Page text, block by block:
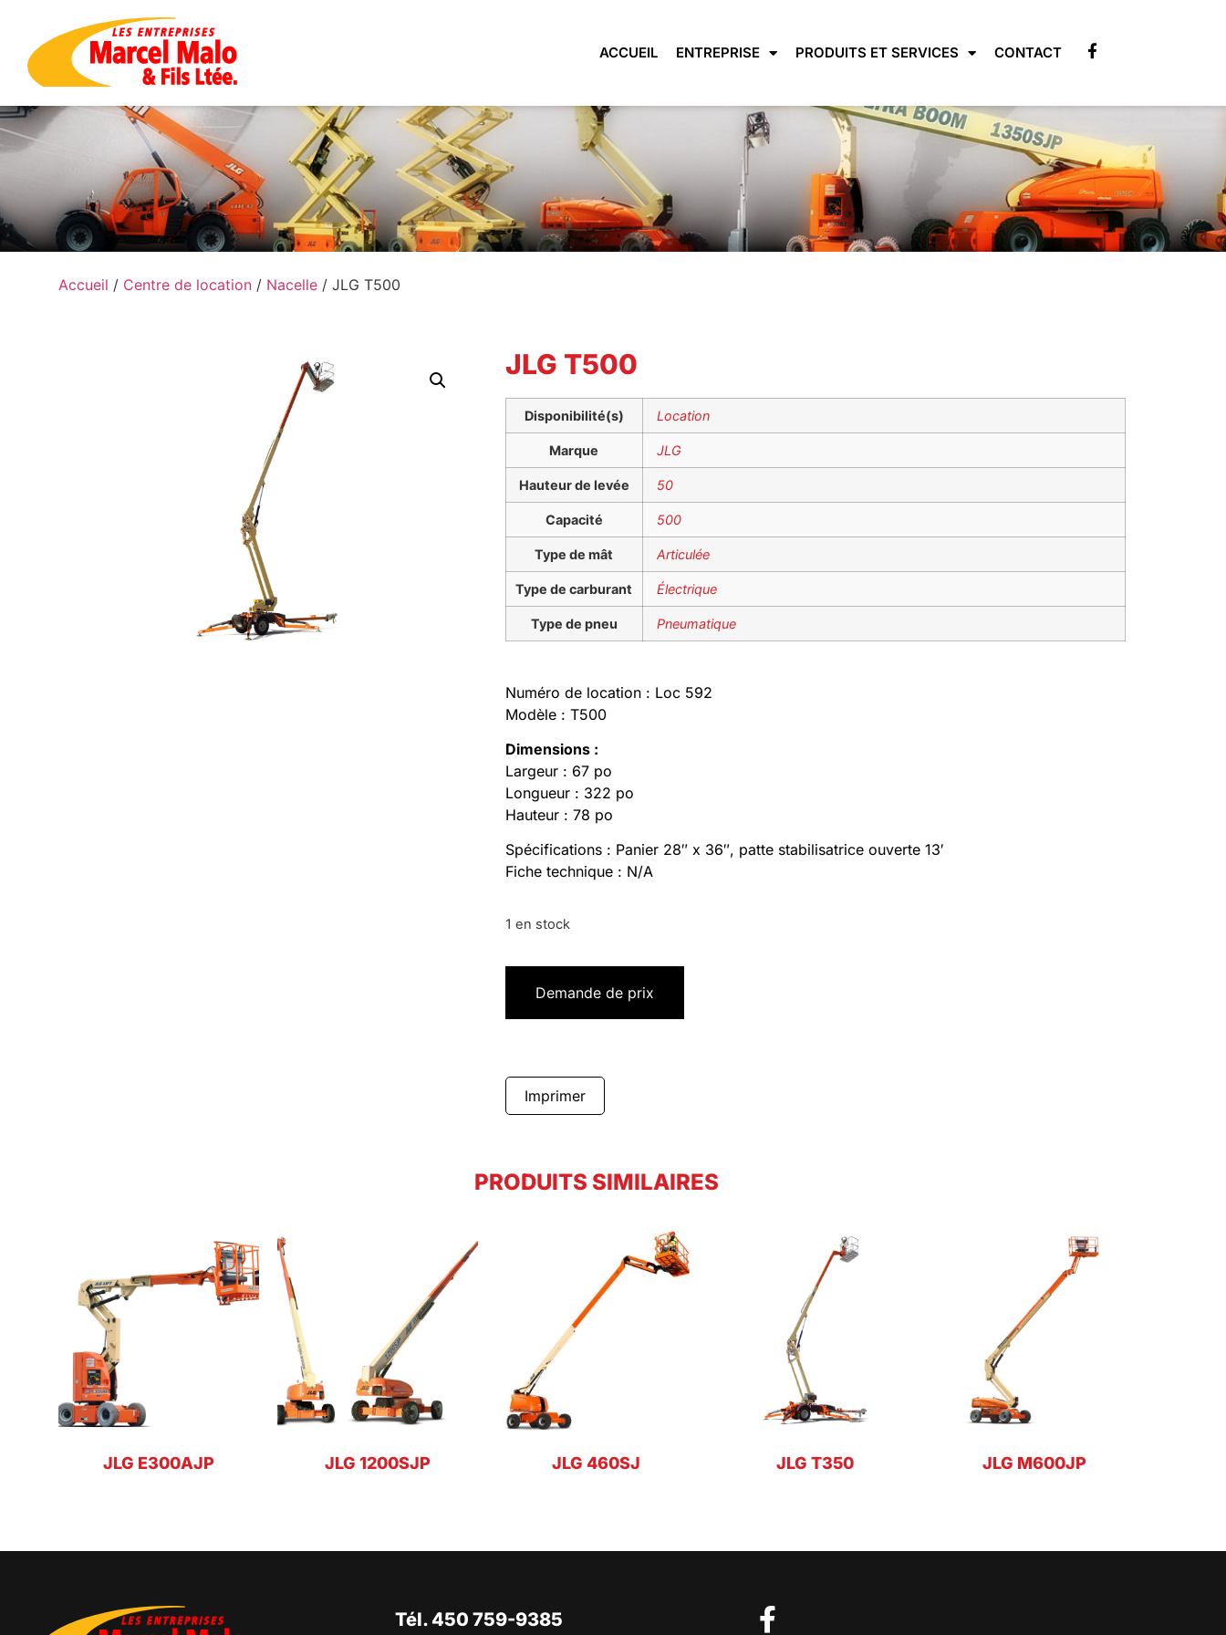
ACCUEIL ENTREPRISE PRODUITS ET SERVICES CONTACT
Accueil / Centre de location/ Nacelle/ JLG T500
JLG T500
Disponibilité(s) Location
Marque JLG
Hauteur de levée 50
Capacité 500
Type de mât Articulée
Type de carburant Électrique
Type de pneu Pneumatique
Numéro de location : Loc 592
Modèle : T500
Dimensions :
Largeur : 67 po
Longueur : 322 po
Hauteur : 78 po
Spécifications : Panier 28″ x 36″, patte stabilisatrice ouverte 13′
Fiche technique : N/A
1 en stock
Demande de prix
Imprimer
PRODUITS SIMILAIRES
JLG E300AJP JLG 1200SJP JLG 460SJ JLG T350 JLG M600JP
Tél. 450 759-9385